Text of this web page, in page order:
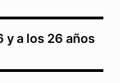
y a los 26 años